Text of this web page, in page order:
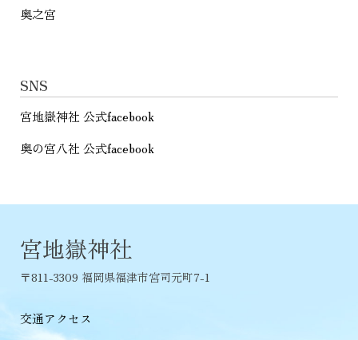
奥之宮
SNS
宮地嶽神社 公式facebook
奥の宮八社 公式facebook
宮地嶽神社
〒811-3309 福岡県福津市宮司元町7-1
交通アクセス